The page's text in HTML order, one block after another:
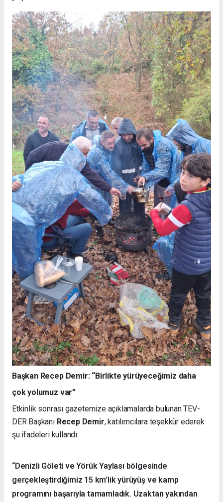
Başkan Recep Demir: “Birlikte yürüyeceğimiz daha
çok yolumuz var”
Etkinlik sonrası gazetemize açıklamalarda bulunan TEV-
DER Başkanı Recep Demir, katılımcılara teşekkür ederek
şu ifadeleri kullandı:
“Denizli Göleti ve Yörük Yaylası bölgesinde
gerçekleştirdiğimiz 15 km’lik yürüyüş ve kamp
programını başarıyla tamamladık. Uzaktan yakından